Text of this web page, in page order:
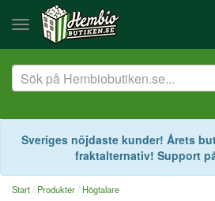
Sveriges nöjdaste kunder! Årets
fraktalternativ! Support
Start Produkter Högtalare